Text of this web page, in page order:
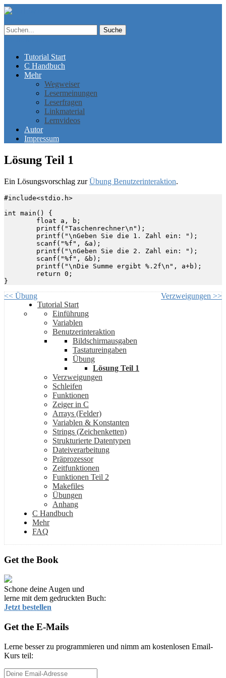
Tutorial Start
C Handbuch
Mehr
Wegweiser
Lesermeinungen
Leserfragen
Linkmaterial
Lernvideos
Autor
Impressum
Lösung Teil 1
Ein Lösungsvorschlag zurÜbung Benutzerinteraktion.
#include<stdio.h>
int main() {
<< Übung
Verzweigungen >>
Tutorial Start
Einführung
Variablen
Benutzerinteraktion
Bildschirmausgaben
Tastatureingaben
Übung
Lösung Teil 1
Verzweigungen
Schleifen
Funktionen
Zeiger in C
Arrays (Felder)
Variablen & Konstanten
Strings (Zeichenketten)
Strukturierte Datentypen
Dateiverarbeitung
Präprozessor
Zeitfunktionen
Funktionen Teil 2
Makefiles
Übungen
Anhang
C Handbuch
Mehr
FAQ
Get the Book
Schone deine Augen und
lerne mit dem gedruckten Buch:
Jetzt bestellen
Get the E-Mails
Lerne besser zu programmieren und nimm am kostenlosen Email-
Kurs teil: